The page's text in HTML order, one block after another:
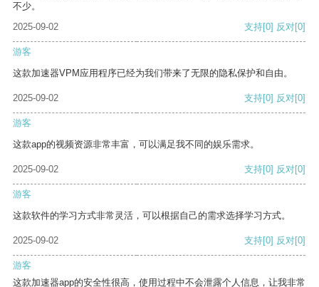
不少。
2025-09-02
支持[0] 反对[0]
游客
这款加速器VPM应用程序已经为我们带来了无限的隐私保护和自由。
2025-09-02 支持[0] 反对[0]
游客
这款app的视频资源非常丰富，可以满足我不同的娱乐需求。
2025-09-02 支持[0] 反对[0]
游客
这款软件的学习方式非常灵活，可以根据自己的需求选择学习方式。
2025-09-02 支持[0] 反对[0]
游客
这款加速器app的安全性很高，使用过程中不会泄露个人信息，让我非常